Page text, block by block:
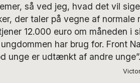
så ved jeg, hvad det vil
der taler på vegne af normale
12.000 euro om måneden i
har brug for. Front
unge er udtænkt af andre unge”.